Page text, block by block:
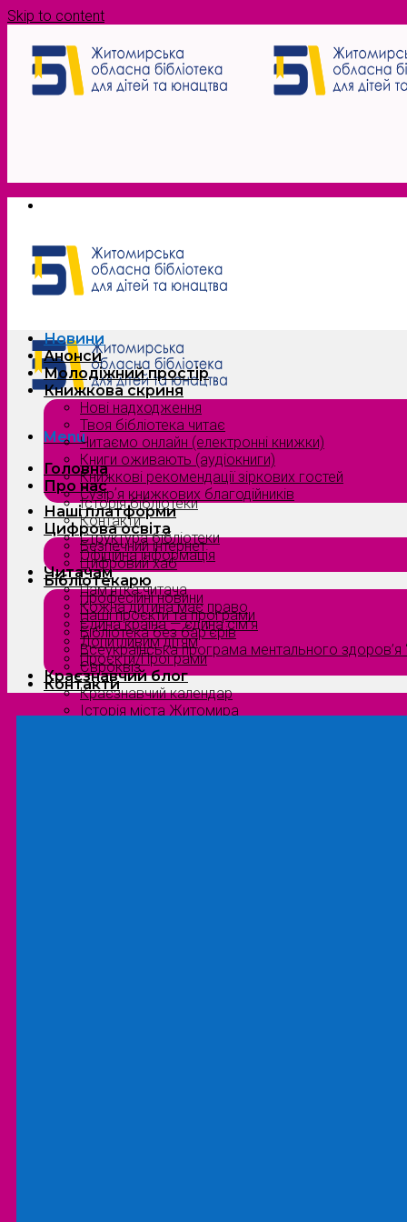
Skip to content
Menu
Головна
Про нас
Історія бібліотеки
Контакти
Структура бібліотеки
Офіційна інформація
Читачам
Пам’ятка читача
Кожна дитина має право
Єдина країна — єдина сім’я
Допитливим дітям
Проєкти/Програми
Краєзнавчий блог
Краєзнавчий календар
Історія міста Житомира
Новини
Анонси
Молодіжний простір
Книжкова скриня
Нові надходження
Твоя бібліотека читає
Читаємо онлайн (електронні книжки)
Книги оживають (аудіокниги)
Книжкові рекомендації зіркових гостей
Сузірʼя книжкових благодійників
Наші платформи
Цифрова освіта
Безпечний інтернет
Цифровий хаб
Бібліотекарю
Професійні новини
Наші проєкти та програми
Бібліотека без бар’єрів
Всеукраїнська програма ментального здоров’я
Євроквіз
Контакти